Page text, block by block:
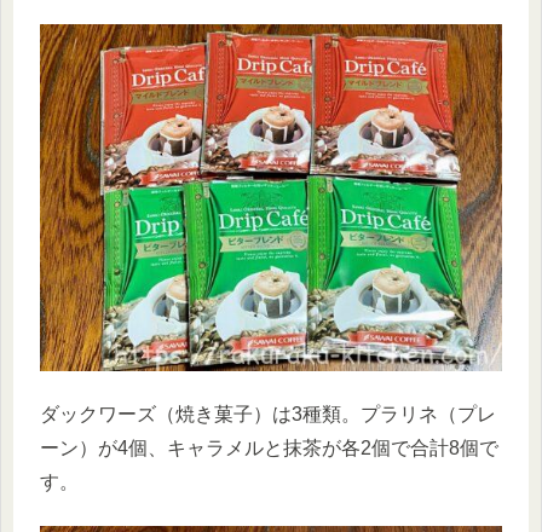
ダックワーズ（焼き菓子）は3種類。プラリネ（プレ
ーン）が4個、キャラメルと抹茶が各2個で合計8個で
す。